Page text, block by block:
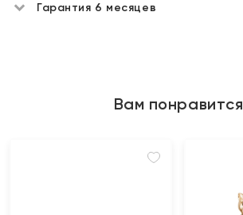
Гарантия 6 месяцев
Вам понравится